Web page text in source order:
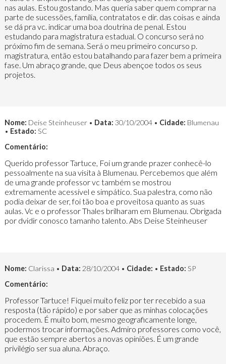
nas aulas. Estou gostando. Mas queria saber quem comprar na
parte de sucessões, família, contratatos e dir. das coisas e ainda
se dá pra vc. indicar uma boa doutrina de penal. Estou
estudando para magistratura estadual. O concurso será no
próximo fim de semana. Será o meu primeiro concurso p.
magistratura, então estou batalhando para fazer bem a primeira
fase. Um abraço grande, que Deus abençoe todos os seus
projetos.
Nome: Deise Steinheuser • Data: 30/10/2004 • Cidade: Blumenau
• Estado: SC
Comentário:
Querido professor Tartuce, Foi um grande prazer conhecê-lo
pessoalmente na sua visita à Blumenau. Percebemos que além
de uma grande professor vc também se mostrou
extremamente acessível e simpático. Sua palestra, como não
podia deixar de ser, foi tão boa e proveitosa quanto as suas
aulas. Vc e o professor Thales brilharam em Blumenau. Obrigada
por dvidir conosco tamanho talento. Abs Deise Steinheuser
Nome: Clarissa • Data: 28/10/2004 • Cidade: • Estado: SP
Comentário:
Professor Tartuce! Fiquei muito feliz por ter recebido a sua
resposta (tão rápido) e por saber que as minhas colocações
procedem. É muito bom, mesmo geograficamente longe,
podermos trocar informações. Admiro professores como você,
que estão sempre abertos a novas opiniões. É um grande
privilégio ser sua aluna. Abraço.